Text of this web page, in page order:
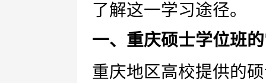
了解这一学习途径。
一、重庆硕士学位班
重庆地区高校提供的